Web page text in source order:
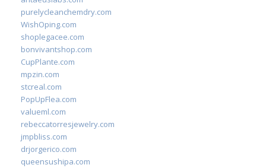
purelycleanchemdry.com
WishOping.com
shoplegacee.com
bonvivantshop.com
CupPlante.com
mpzin.com
stcreal.com
PopUpFlea.com
valueml.com
rebeccatorresjewelry.com
jmpbliss.com
drjorgerico.com
queensushipa.com